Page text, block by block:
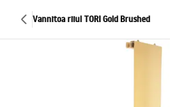
Vannitoa riiul TORI Gold Brushed